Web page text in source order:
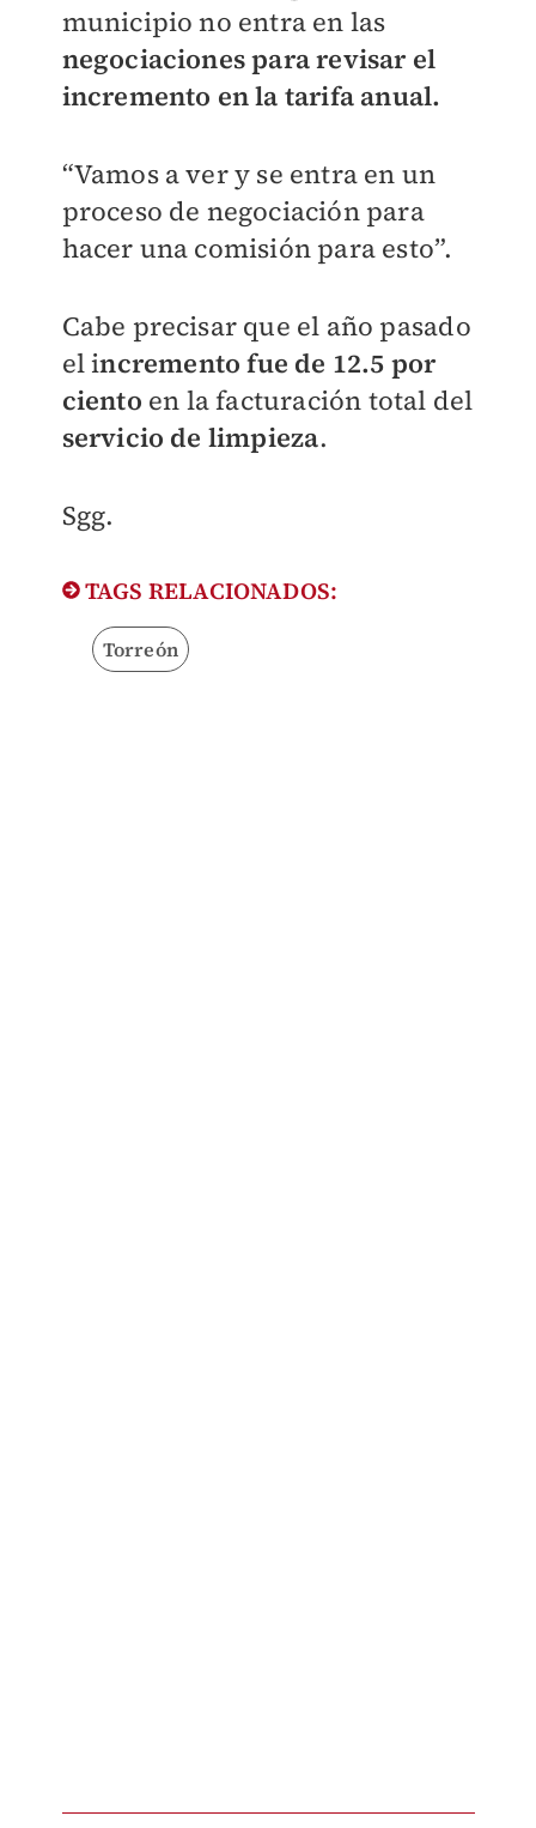
municipio no entra en las
negociaciones para revisar el
incremento en la tarifa anual.
“Vamos a ver y se entra en un
proceso de negociación para
hacer una comisión para esto”.
Cabe precisar que el año pasado
el incremento fue de 12.5 por
ciento en la facturación total del
servicio de limpieza.
Sgg.
TAGS RELACIONADOS:
Torreón